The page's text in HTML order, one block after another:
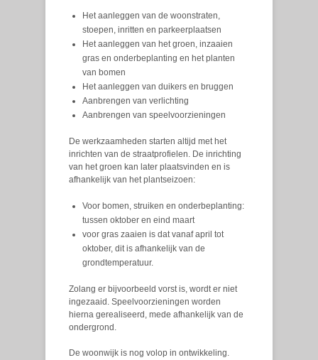
Het aanleggen van de woonstraten,
stoepen, inritten en parkeerplaatsen
Het aanleggen van het groen, inzaaien
gras en onderbeplanting en het planten
van bomen
Het aanleggen van duikers en bruggen
Aanbrengen van verlichting
Aanbrengen van speelvoorzieningen
De werkzaamheden starten altijd met het
inrichten van de straatprofielen. De inrichting
van het groen kan later plaatsvinden en is
afhankelijk van het plantseizoen:
Voor bomen, struiken en onderbeplanting:
tussen oktober en eind maart
voor gras zaaien is dat vanaf april tot
oktober, dit is afhankelijk van de
grondtemperatuur.
Zolang er bijvoorbeeld vorst is, wordt er niet
ingezaaid. Speelvoorzieningen worden
hierna gerealiseerd, mede afhankelijk van de
ondergrond.
De woonwijk is nog volop in ontwikkeling.